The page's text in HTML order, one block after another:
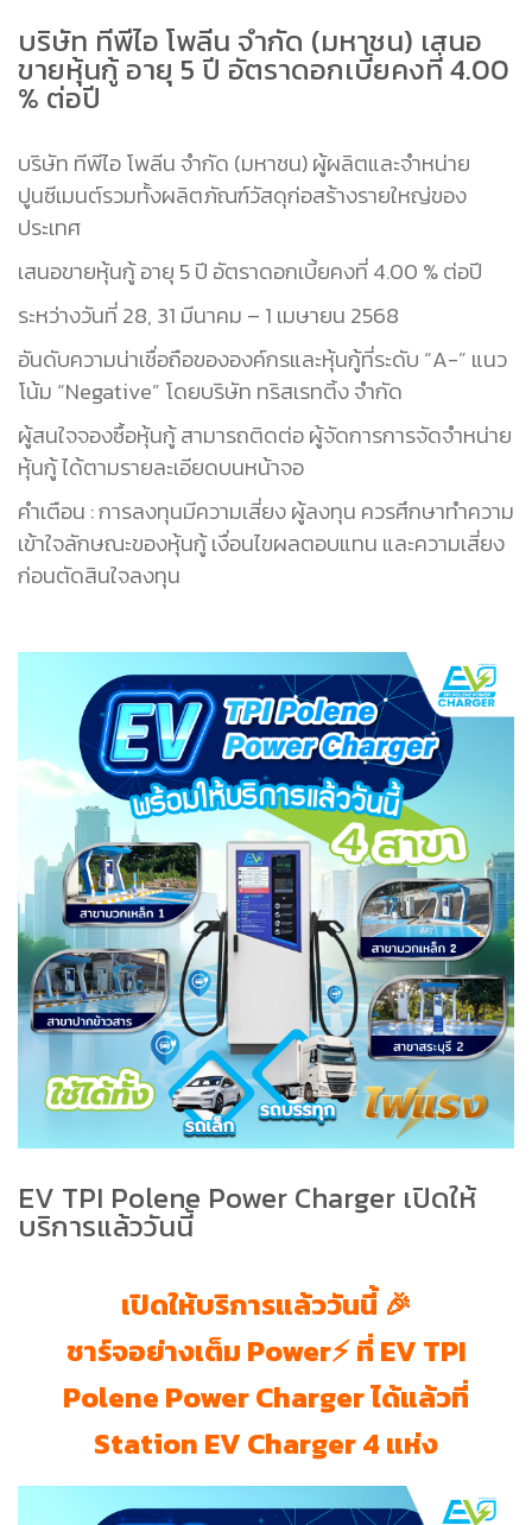
บริษัท ทีพีไอ โพลีน จำกัด (มหาชน) เสนอ
ขายหุ้นกู้ อายุ 5 ปี อัตราดอกเบี้ยคงที่ 4.00
% ต่อปี
บริษัท ทีพีไอ โพลีน จำกัด (มหาชน) ผู้ผลิตและจำหน่าย
ปูนซีเมนต์รวมทั้งผลิตภัณฑ์วัสดุก่อสร้างรายใหญ่ของ
ประเทศ
เสนอขายหุ้นกู้ อายุ 5 ปี อัตราดอกเบี้ยคงที่ 4.00 % ต่อปี
ระหว่างวันที่ 28, 31 มีนาคม – 1 เมษายน 2568
อันดับความน่าเชื่อถือขององค์กรและหุ้นกู้ที่ระดับ “A-” แนว
โน้ม “Negative” โดยบริษัท ทริสเรทติ้ง จำกัด
ผู้สนใจจองซื้อหุ้นกู้ สามารถติดต่อ ผู้จัดการการจัดจำหน่าย
หุ้นกู้ ได้ตามรายละเอียดบนหน้าจอ
คำเตือน : การลงทุนมีความเสี่ยง ผู้ลงทุน ควรศึกษาทำความ
เข้าใจลักษณะของหุ้นกู้ เงื่อนไขผลตอบแทน และความเสี่ยง
ก่อนตัดสินใจลงทุน
EV TPI Polene Power Charger เปิดให้
บริการแล้ววันนี้
เปิดให้บริการแล้ววันนี้ 🎉
ชาร์จอย่างเต็ม Power⚡️ ที่ EV TPI
Polene Power Charger ได้แล้วที่
Station EV Charger 4 แห่ง